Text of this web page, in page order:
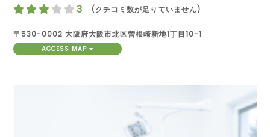
3 (クチコミ数が足りていません)
〒530-0002 大阪府大阪市北区曽根崎新地1丁目10-1
ACCESS MAP